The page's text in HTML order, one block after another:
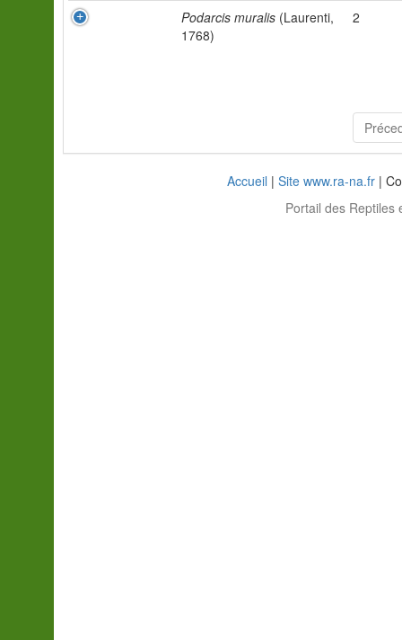
Podarcis muralis (Laurenti,
1768)
2
Accueil | Site www.ra-na.fr |
Portail des Reptiles